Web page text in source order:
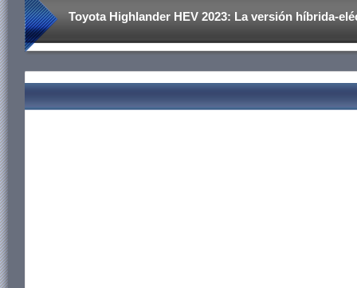
Toyota Highlander HEV 2023: La versión híbrida-